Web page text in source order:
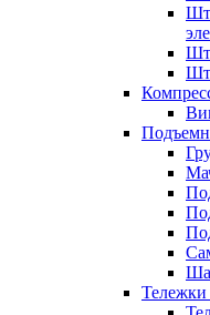
Тележки